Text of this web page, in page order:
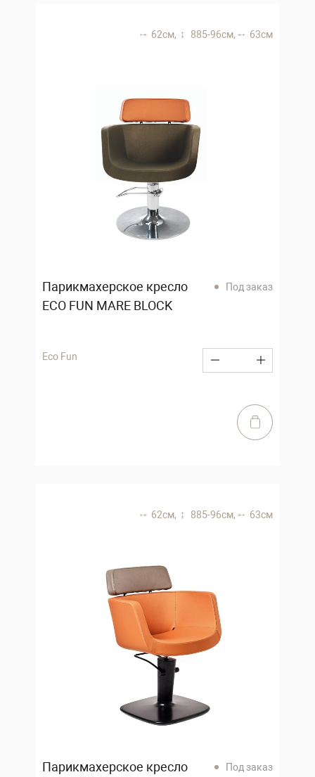
62 см, 885-96 см, 63 см
Парикмахерское кресло
ECO FUN MARE BLOCK
Под заказ
Eco Fun
62 см, 885-96 см, 63 см
Парикмахерское кресло
Под заказ